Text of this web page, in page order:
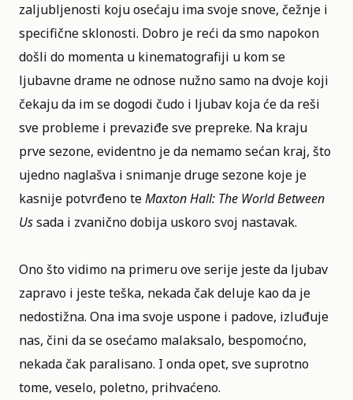
zaljubljenosti koju osećaju ima svoje snove, čežnje i
specifične sklonosti. Dobro je reći da smo napokon
došli do momenta u kinematografiji u kom se
ljubavne drame ne odnose nužno samo na dvoje koji
čekaju da im se dogodi čudo i ljubav koja će da reši
sve probleme i prevaziđe sve prepreke. Na kraju
prve sezone, evidentno je da nemamo sećan kraj, što
ujedno naglašva i snimanje druge sezone koje je
kasnije potvrđeno teMaxton Hall: The World Between
Ussada i zvanično dobija uskoro svoj nastavak.
Ono što vidimo na primeru ove serije jeste da ljubav
zapravo i jeste teška, nekada čak deluje kao da je
nedostižna. Ona ima svoje uspone i padove, izluđuje
nas, čini da se osećamo malaksalo, bespomoćno,
nekada čak paralisano. I onda opet, sve suprotno
tome, veselo, poletno, prihvaćeno.